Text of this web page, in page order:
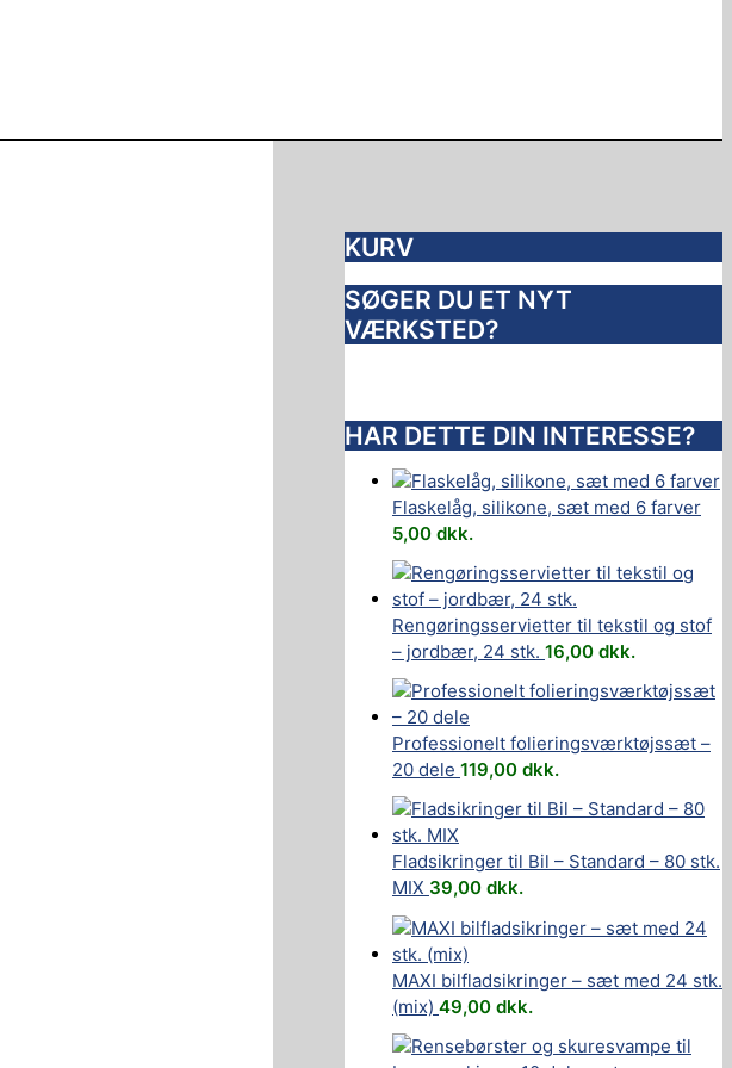
KURV
SØGER DU ET NYT
VÆRKSTED?
HAR DETTE DIN INTERESSE?
Flaskelåg, silikone, sæt med 6 farver
5,00 dkk.
Rengøringsservietter til tekstil og stof
– jordbær, 24 stk. 16,00 dkk.
Professionelt folieringsværktøjssæt –
20 dele 119,00 dkk.
Fladsikringer til Bil – Standard – 80 stk.
MIX 39,00 dkk.
MAXI bilfladsikringer – sæt med 24 stk.
(mix) 49,00 dkk.